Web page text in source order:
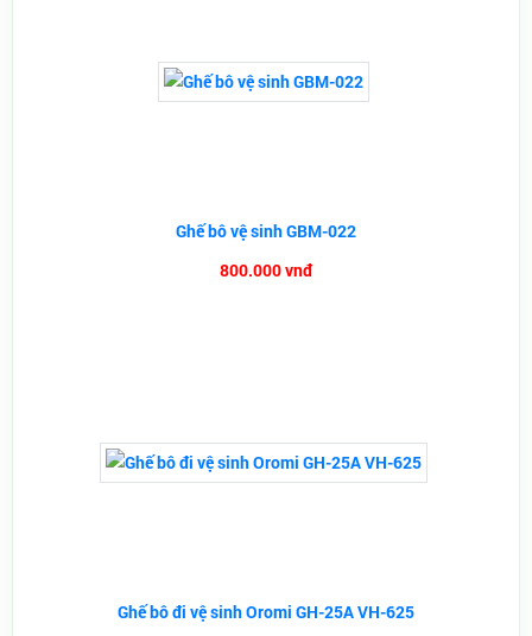
Ghế bô vệ sinh GBM-022
800.000 vnđ
Ghế bô đi vệ sinh Oromi GH-25A VH-625